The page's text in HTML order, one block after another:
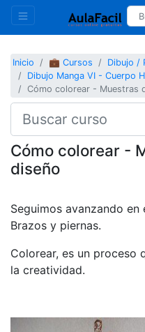
Inicio 💼 Cursos Dibujo /
Dibujo Manga VI - Cuerpo
Cómo colorear - Muestras
Cómo colorear -
diseño
Seguimos avanzando
Brazos y piernas.
Colorear, es un proceso
la creatividad.